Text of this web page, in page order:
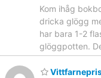
Kom ihåg
dricka glögg
har bara 1-2
glöggpotten.